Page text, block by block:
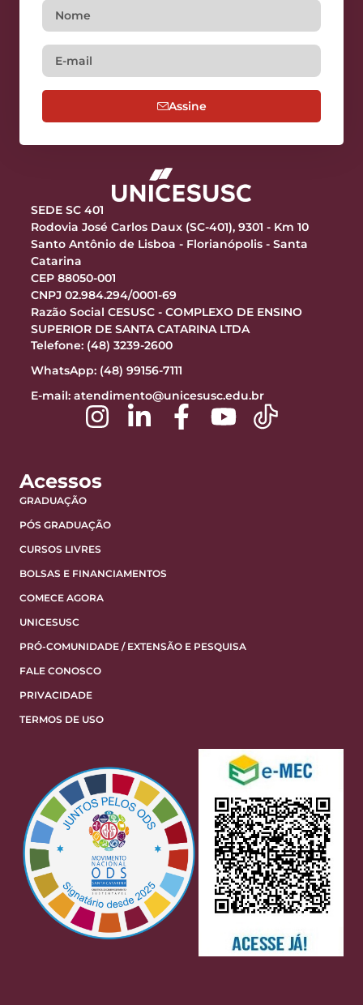
Assine
SEDE SC 401
Rodovia José Carlos Daux (SC-401), 9301 - Km 10
Santo Antônio de Lisboa - Florianópolis - Santa
Catarina
CEP 88050-001
CNPJ 02.984.294/0001-69
Razão Social CESUSC - COMPLEXO DE ENSINO
SUPERIOR DE SANTA CATARINA LTDA
Telefone: (48) 3239-2600
WhatsApp: (48) 99156-7111
E-mail: atendimento@unicesusc.edu.br
Acessos
GRADUAÇÃO
PÓS GRADUAÇÃO
CURSOS LIVRES
BOLSAS E FINANCIAMENTOS
COMECE AGORA
UNICESUSC
PRÓ-COMUNIDADE / EXTENSÃO E PESQUISA
FALE CONOSCO
PRIVACIDADE
TERMOS DE USO